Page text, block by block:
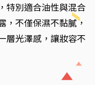
特別適合油性與混合
，不僅保濕不黏膩，
層光澤感，讓妝容不